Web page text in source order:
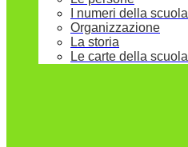
I numeri della scuola
Organizzazione
La storia
Le carte della scuola